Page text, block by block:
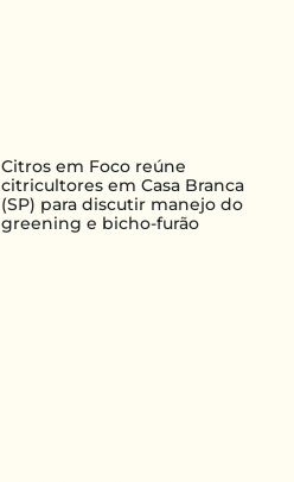
Citros em Foco reúne
citricultores em Casa Branca
(SP) para discutir manejo do
greening e bicho-furão